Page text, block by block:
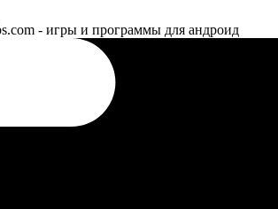
- игры и программы для андроид